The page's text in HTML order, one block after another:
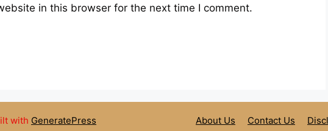
in this browser for the next time I comment.
About Us Contact Us
with GeneratePress